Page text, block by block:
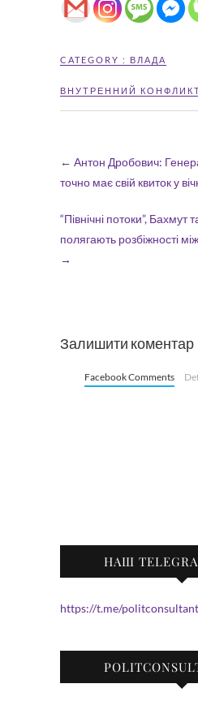
CATEGORY : ВЛАДА
ВНУТРЕННИЙ
← Антон Дробович:
точно має свій квиток у
“Північні потоки”, Бахмут
полягають розбіжності
→
Залишити коментар
Facebook Comments
НАШ
https://t.me/